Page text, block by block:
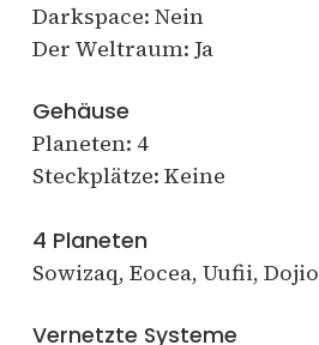
Darkspace: Nein
Der Weltraum: Ja
Gehäuse
Planeten: 4
Steckplätze: Keine
4 Planeten
Sowizaq, Eocea, Uufii, Dojio
Vernetzte Systeme